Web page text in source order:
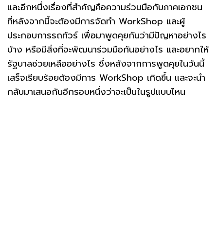
และอีกหนึ่งเรื่องที่สำคัญคือความร่วมมือกับภาคเอกชน
ที่หลังจากนี้จะต้องมีการจัดทำ WorkShop และผู้
ประกอบการรถทัวร์ เพื่อมาพูดคุยกันว่ามีปัญหาอย่างไร
บ้าง หรือมีสิ่งที่จะพัฒนาร่วมมือกันอย่างไร และอยากให้
รัฐบาลช่วยเหลืออย่างไร ซึ่งหลังจากการพูดคุยในวันนี้
เสร็จเรียบร้อยต้องมีการ WorkShop เกิดขึ้น และจะนำ
กลับมาเสนอกันอีกรอบหนึ่งว่าจะเป็นในรูปแบบไหน